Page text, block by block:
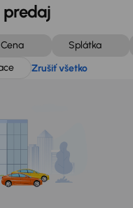
Cena
Splátka
Zrušiť všetko